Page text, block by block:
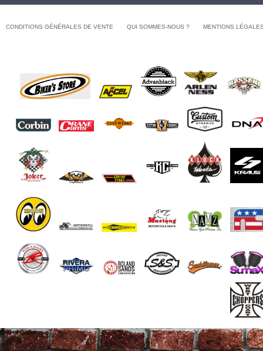
CONDITIONS GÉNÉRALES DE VENTE QUI SOMMES-NOUS ? MENTIONS
End of Gallery